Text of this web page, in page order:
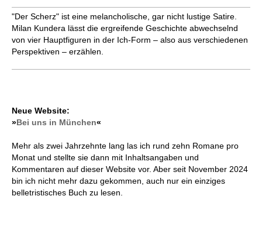
"Der Scherz" ist eine melancholische, gar nicht lustige Satire.
Milan Kundera lässt die ergreifende Geschichte abwechselnd
von vier Hauptfiguren in der Ich-Form – also aus verschiedenen
Perspektiven – erzählen.
Neue Website:
»Bei uns in München«
Mehr als zwei Jahrzehnte lang las ich rund zehn Romane pro
Monat und stellte sie dann mit Inhaltsangaben und
Kommentaren auf dieser Website vor. Aber seit November 2024
bin ich nicht mehr dazu gekommen, auch nur ein einziges
belletristisches Buch zu lesen.